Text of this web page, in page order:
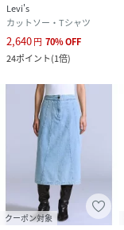
Levi's
カットソー・Tシャツ
2,640円 70%OFF
24ポイント(1倍)
クーポン対象